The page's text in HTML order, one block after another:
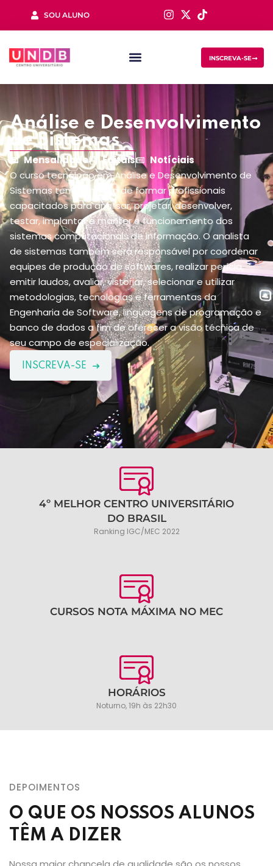
SOU ALUNO
INSCREVA-SE
INSCREVA-SE
O curso tecnólogo em Análise e Desenvolvimento de
Sistemas tem a missão de formar profissionais
capacitados para analisar, projetar, desenvolver,
testar, implantar e manter o funcionamento dos
sistemas computacionais de informação. O analista
de sistemas também será responsável por coordenar
equipes de produção de softwares, realizar perícia,
emitir laudos, avaliar, vistoriar, selecionar e utilizar
metodologias, tecnologias e ferramentas da
Engenharia de Software, linguagens de programação e
banco de dados a fim de oferecer a visão técnica de
seu campo de especialização.
Mensalidade Editais Notíciais
Análise e Desenvolvimento
de Sistemas
4º MELHOR CENTRO UNIVERSITÁRIO
DO BRASIL
Ranking IGC/MEC 2022
CURSOS NOTA MÁXIMA NO MEC
HORÁRIOS
Noturno, 19h às 22h30
DEPOIMENTOS
O QUE OS NOSSOS ALUNOS
TÊM A DIZER
Remember me Lost your password?